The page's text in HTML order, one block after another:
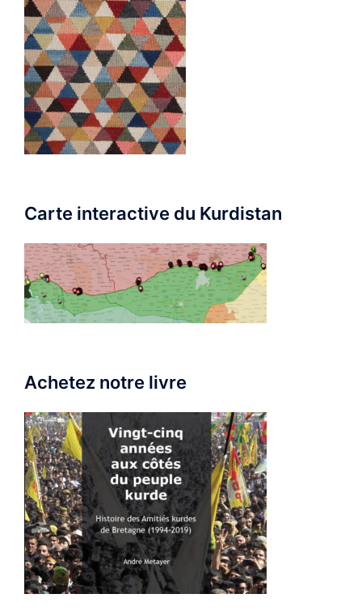
Carte interactive du Kurdistan
Achetez notre livre